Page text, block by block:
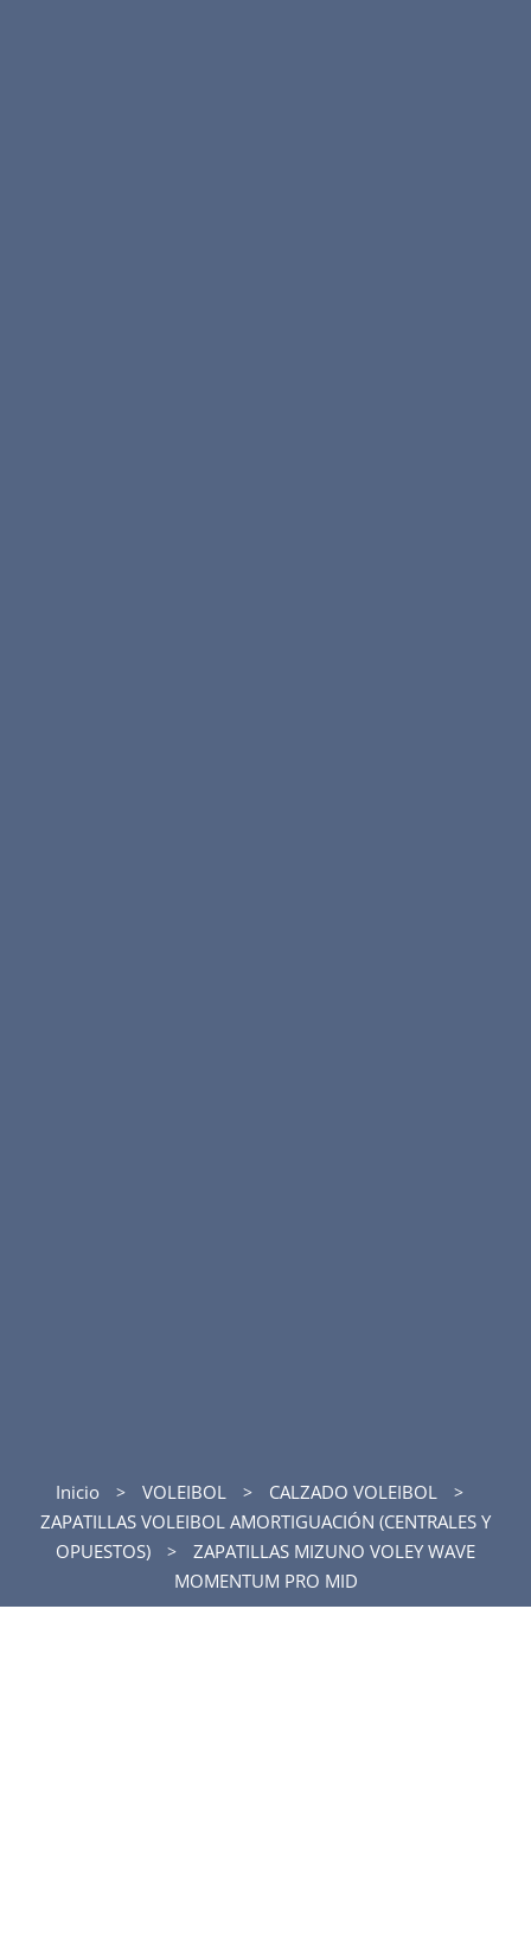
Inicio VOLEIBOL
CALZADO VOLEIBOL
ZAPATILLAS VOLEIBOL AMORTIGUACIÓN (CENTRALES Y
OPUESTOS)
ZAPATILLAS MIZUNO VOLEY WAVE
MOMENTUM PRO MID